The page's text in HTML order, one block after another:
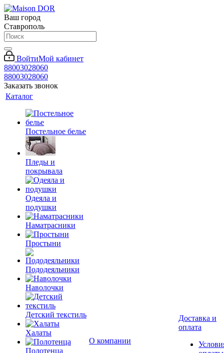
Ваш город
Ставрополь
ВойтиМой кабинет
88003028060
88003028060
Заказать звонок
Каталог
Постельное белье
Пледы и
покрывала
Одеяла и
подушки
Наматрасники
Простыни
Пододеяльники
Наволочки
Детский текстиль
Халаты
Полотенца
О компании
Доставка и
оплата